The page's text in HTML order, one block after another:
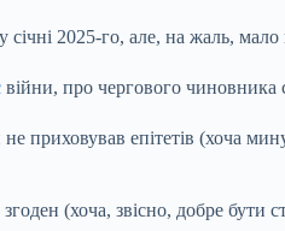
січні 2025-го, але, на жаль,
війни, про чергового чиновника
не приховував епітетів
(хоча, звісно, добре бути